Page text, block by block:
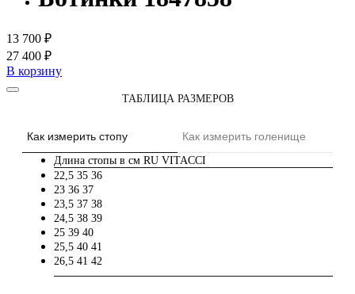
13 700 ₽
27 400 ₽
В корзину
ТАБЛИЦА РАЗМЕРОВ
Как измерить стопу Как измерить голенище
Длина стопы в см RU VITACCI
22,5 35 36
23 36 37
23,5 37 38
24,5 38 39
25 39 40
25,5 40 41
26,5 41 42